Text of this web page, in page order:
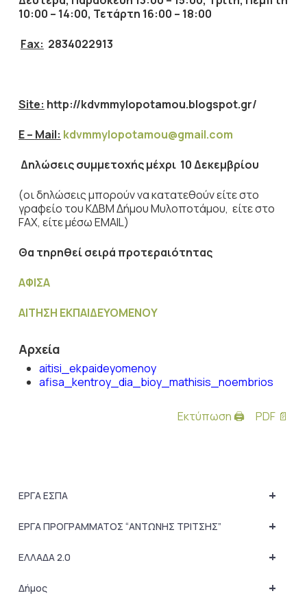
10:00 – 14:00, Τετάρτη 16:00 – 18:00
Fax: 2834022913
Site: http://kdvmmylopotamou.blogspot.gr/
E– Mail: kdvmmylopotamou@gmail.com
Δηλώσεις συμμετοχής μέχρι 10 Δεκεμβρίου
(οι δηλώσεις μπορούν να κατατεθούν είτε στο
γραφείο του ΚΔΒΜ Δήμου Μυλοποτάμου, είτε στο
FAX, είτε μέσω EMAIL)
Θα τηρηθεί σειρά προτεραιότητας
ΑΦΙΣΑ
ΑΙΤΗΣΗ ΕΚΠΑΙΔΕΥΟΜΕΝΟΥ
Αρχεία
aitisi_ekpaideyomenoy
afisa_kentroy_dia_bioy_mathisis_noembrios
Εκτύπωση 🖨 PDF 📄
+
ΕΡΓΑ ΕΣΠΑ
+
ΕΡΓΑ ΠΡΟΓΡΑΜΜΑΤΟΣ “ΑΝΤΩΝΗΣ ΤΡΙΤΣΗΣ”
+
ΕΛΛΑΔΑ 2.0
+
Δήμος